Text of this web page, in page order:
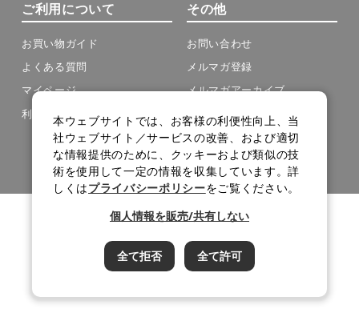
ご利用について
お買い物ガイド
よくある質問
マイページ
利用規約
その他
お問い合わせ
メルマガ登録
メルマガアーカイブ
サイトマップ
cookie設定
Copyright(C) J-OIL MILLS .All Rights Reserved.
本ウェブサイトでは、お客様の利便性向上、当
社ウェブサイト／サービスの改善、および適切
な情報提供のために、クッキーおよび類似の技
術を使用して一定の情報を収集しています。詳
しくはプライバシーポリシーをご覧ください。
個人情報を販売/共有しない
全て拒否 全て許可